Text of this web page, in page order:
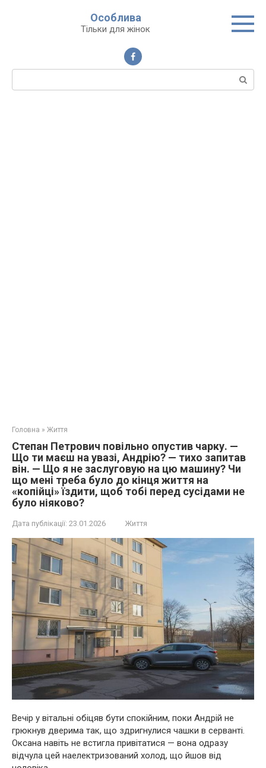
Особлива
Тільки для жінок
Пошук:
Головна » Життя
Степан Петрович повільно опустив чарку. —
Що ти маєш на увазі, Андрію? — тихо запитав
він. — Що я не заслуговую на цю машину? Чи
що мені треба було до кінця життя на
«копійці» їздити, щоб тобі перед сусідами не
було ніяково?
Дата публікації: 23.01.2026 Життя
Вечір у вітальні обіцяв бути спокійним, поки Андрій не
грюкнув дверима так, що здригнулися чашки в серванті.
Оксана навіть не встигла привітатися — вона одразу
відчула цей наелектризований холод, що йшов від